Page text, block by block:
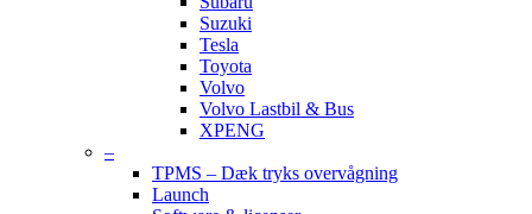
Suzuki
Tesla
Toyota
Volvo
Volvo Lastbil & Bus
XPENG
–
TPMS – Dæk tryks overvågning
Launch